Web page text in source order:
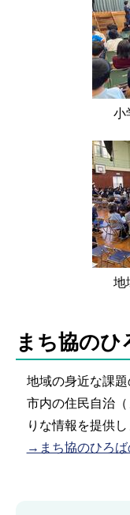
小
地
まち協のひ
地域の身近な課題
市内の住民自治
りな情報を提供し
→まち協のひろば